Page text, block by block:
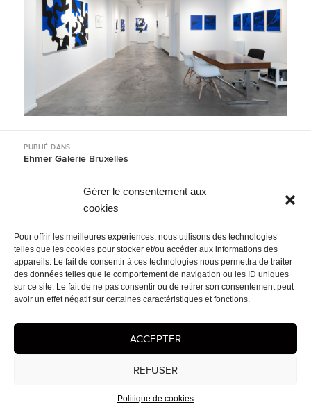
Gérer le consentement aux
cookies
Pour offrir les meilleures expériences, nous utilisons des technologies
telles que les cookies pour stocker et/ou accéder aux informations des
appareils. Le fait de consentir à ces technologies nous permettra de traiter
des données telles que le comportement de navigation ou les ID uniques
sur ce site. Le fait de ne pas consentir ou de retirer son consentement peut
avoir un effet négatif sur certaines caractéristiques et fonctions.
ACCEPTER
REFUSER
Politique de cookies
l’article
PUBLIÉ DANS
Ehmer Galerie Bruxelles
Mentions légales- © 2026 Cédrix Crespel — Peintre